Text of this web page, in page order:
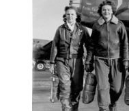
v.vasilev@flagman.bg
Касабова,
k.kassabova@flagman.bg